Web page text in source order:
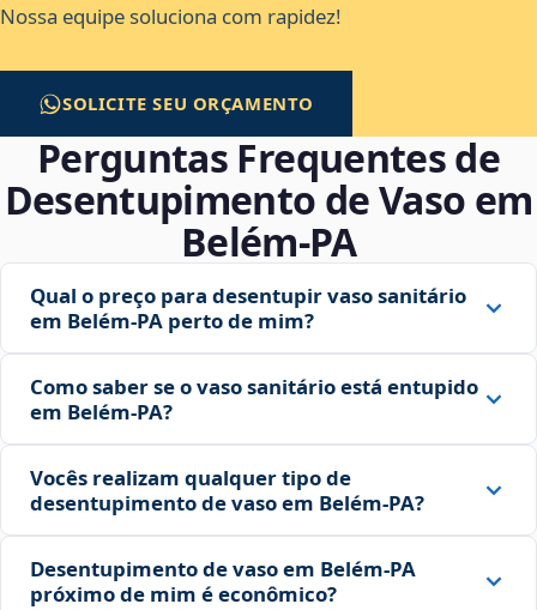
Nossa equipe soluciona com rapidez!
SOLICITE SEU ORÇAMENTO
Perguntas Frequentes de
Desentupimento de Vaso em
Belém‑PA
Qual o preço para desentupir vaso sanitário
em Belém‑PA perto de mim?
Como saber se o vaso sanitário está entupido
em Belém‑PA?
Vocês realizam qualquer tipo de
desentupimento de vaso em Belém‑PA?
Desentupimento de vaso em Belém‑PA
próximo de mim é econômico?